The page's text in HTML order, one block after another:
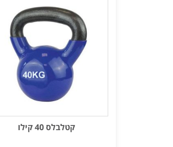
קטלבלס 40 קילו